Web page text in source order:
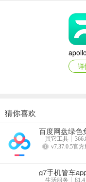
呼单排队：等待不焦虑
猜你喜欢
百度网盘绿色
其它工具
v7.37.0.5官方
g7手机管车
生活服务